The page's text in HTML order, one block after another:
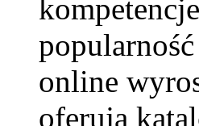
online
oferują